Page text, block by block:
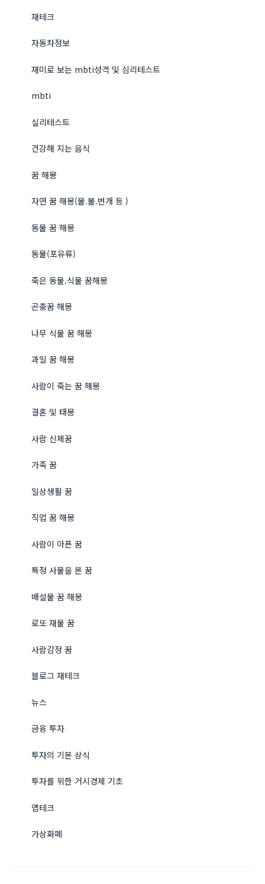
재테크
자동차정보
재미로 보는 mbti성격 및 심리테스트
mbti
실리테스트
건강해 지는 음식
꿈 해몽
자연 꿈 해몽(물.불.번개 등 )
동물 꿈 해몽
동물(포유류)
죽은 동물.식물 꿈해몽
곤충꿈 해몽
나무 식물 꿈 해몽
과일 꿈 해몽
사람이 죽는 꿈 해몽
결혼 및 태몽
사람 신체꿈
가족 꿈
일상생활 꿈
직업 꿈 해몽
사람이 아픈 꿈
특정 사물을 본 꿈
배설물 꿈 해몽
로또 재물 꿈
사람감정 꿈
블로그 재테크
뉴스
금융 투자
투자의 기본 상식
투자를 위한 거시경제 기초
앱테크
가상화폐